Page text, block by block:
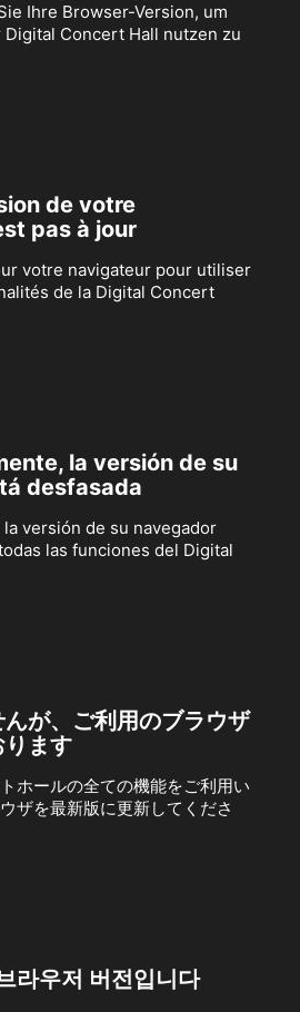
Ihre Browser-Version, um
Concert Hall nutzen zu
de votre
pas à jour
votre navigateur pour utiliser
de la Digital Concert
la versión de su
desfasada
versión de su navegador
las funciones del Digital
が、ご利用のブラウザ
ります
ホールの全ての機能をご利用い
ザを最新版に更新してくださ
라우저 버전입니다